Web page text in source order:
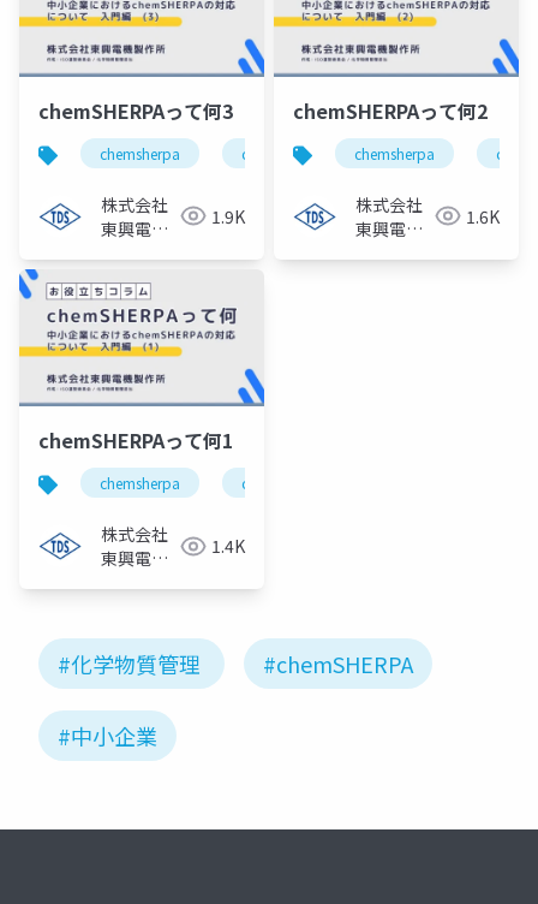
chemSHERPAって何3
chemsherpa chemical management regulation
株式会社
東興電機
1.9K
chemSHERPAって何2
chemsherpa
株式会社
東興電機
1.6K
chemSHERPAって何1
chemsherpa chemical management
株式会社
東興電機
1.4K
#化学物質管理 #chemSHERPA
#中小企業